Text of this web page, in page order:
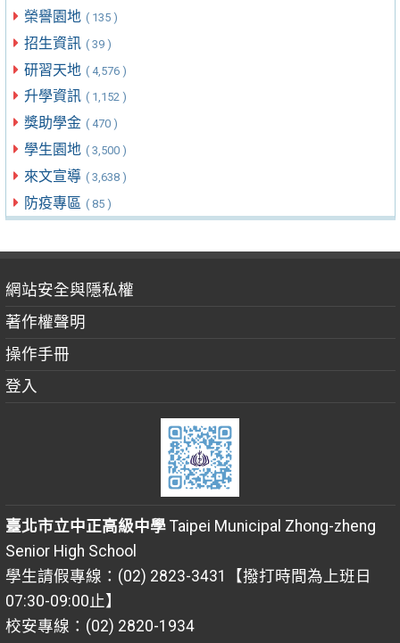
榮譽園地 ( 135 )
招生資訊 ( 39 )
研習天地 ( 4,576 )
升學資訊 ( 1,152 )
獎助學金 ( 470 )
學生園地 ( 3,500 )
來文宣導 ( 3,638 )
防疫專區 ( 85 )
網站安全與隱私權
著作權聲明
操作手冊
登入
臺北市立中正高級中學Taipei Municipal Zhong-zheng
Senior High School
學生請假專線：(02) 2823-3431【撥打時間為上班日
07:30-09:00止】
校安專線：(02) 2820-1934